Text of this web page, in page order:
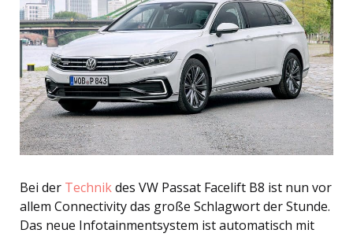
Bei der Technikdes VW Passat Facelift B8 ist nun vor
allem Connectivity das große Schlagwort der Stunde.
Das neue Infotainmentsystem ist automatisch mit